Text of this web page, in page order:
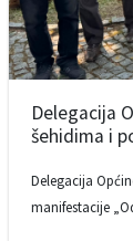
Delegacija
šehidima i
Delegacija
manifestacije